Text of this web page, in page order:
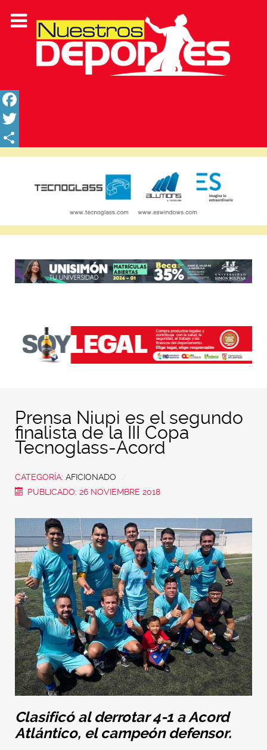
Facebook
Twitter
Share
Prensa Niupi es el segundo
finalista de la III Copa
Tecnoglass-Acord
CATEGORÍA: AFICIONADO
PUBLICADO: 26 NOVIEMBRE 2018
Clasificó al derrotar 4-1 a Acord
Atlántico, el campeón defensor.